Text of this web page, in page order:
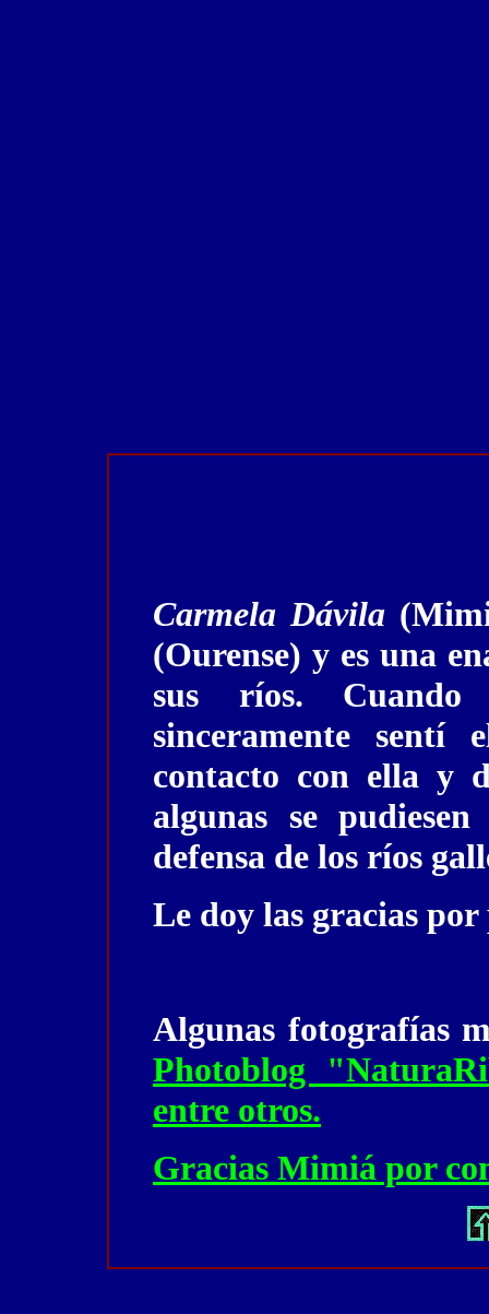
Carmela Dávila
(Ourense) y es una
sus ríos. Cuando
sinceramente sentí
contacto con ella y
algunas se
defensa de los ríos
Le doy las gracias
Algunas fotografías
Photoblog
entre otros.
Gracias Mimiá por